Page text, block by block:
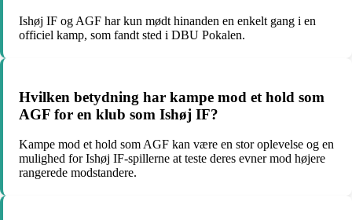
Ishøj IF og AGF har kun mødt hinanden en enkelt gang i en
officiel kamp, som fandt sted i DBU Pokalen.
Hvilken betydning har kampe mod et hold som
AGF for en klub som Ishøj IF?
Kampe mod et hold som AGF kan være en stor oplevelse og en
mulighed for Ishøj IF-spillerne at teste deres evner mod højere
rangerede modstandere.